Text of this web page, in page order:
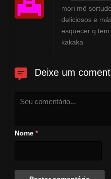
mori mô
deliciosos e
esquecer q
kakaka
Deixe um
Nome *